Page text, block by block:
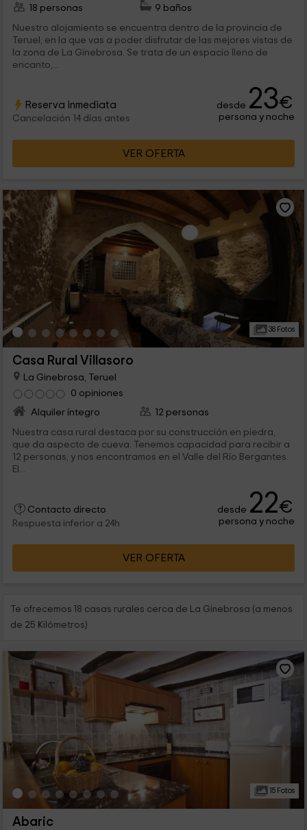
18 personas
9 baños
Nuestro alojamiento se encuentra dentro de la provincia de
Teruel, en la que vas a poder disfrutar de las mejores vistas de
la zona de La Ginebrosa. Se trata de un espacio lleno de
encanto,...
Reserva inmediata
Cancelación 14 días antes
desde 23€
persona y noche
VER OFERTA
38 Fotos
Casa Rural Villasoro
La Ginebrosa, Teruel
0 opiniones
Alquiler íntegro
12 personas
Nuestra casa rural destaca por su construcción en piedra,
que da aspecto de cueva. Tenemos capacidad para recibir a
12 personas, y nos encontramos en el Valle del Río Bergantes.
El...
Contacto directo
Respuesta inferior a 24h
desde 22€
persona y noche
VER OFERTA
Te ofrecemos 18 casas rurales cerca de La Ginebrosa (a menos
de 25 Kilómetros)
15 Fotos
Abaric